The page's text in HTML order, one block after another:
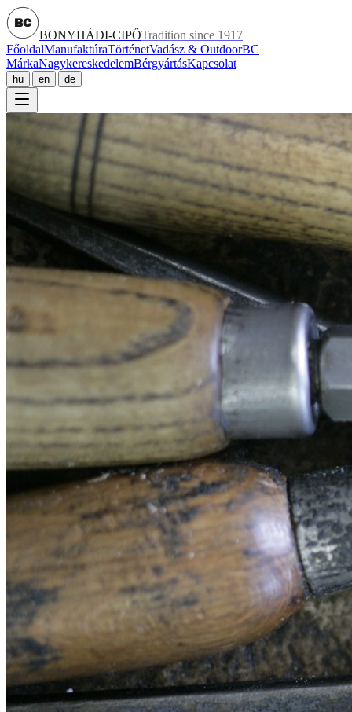
BC
BONYHÁDI-CIPŐTradition since 1917
FőoldalManufaktúraTörténetVadász & OutdoorBC
MárkaNagykereskedelemBérgyártásKapcsolat
hu | en | de